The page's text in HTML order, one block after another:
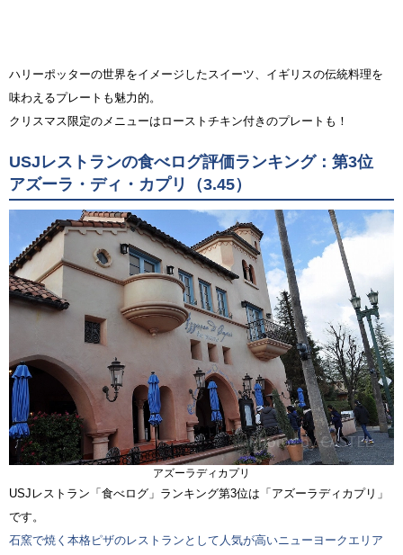
ハリーポッターの世界をイメージしたスイーツ、イギリスの伝統料理を
味わえるプレートも魅力的。
クリスマス限定のメニューはローストチキン付きのプレートも！
USJレストランの食べログ評価ランキング：第3位
アズーラ・ディ・カプリ（3.45）
アズーラディカプリ
USJレストラン「食べログ」ランキング第3位は「アズーラディカプリ」
です。
石窯で焼く本格ピザのレストランとして人気が高いニューヨークエリア